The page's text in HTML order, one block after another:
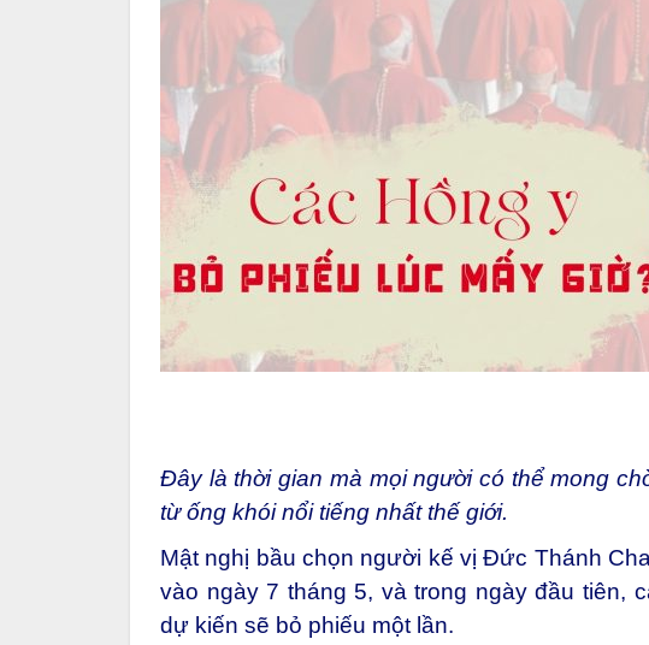
Đây là thời gian mà mọi người có thể mong
từ ống khói nổi tiếng nhất thế giới.
Mật nghị bầu chọn người kế vị Đức Thánh
vào ngày 7 tháng 5, và trong ngày đầu tiên,
dự kiến sẽ bỏ phiếu một lần.